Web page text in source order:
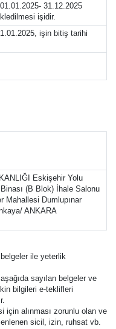
31.12.2025
işidir.
işin bitiş tarihi
Eskişehir Yolu
(B Blok) İhale Salonu
Mahallesi Dumlupınar
ANKARA
ile yeterlik
sayılan belgeler ve
bilgileri e-teklifleri
için alınması zorunlu olan ve
sicil, izin, ruhsat vb.